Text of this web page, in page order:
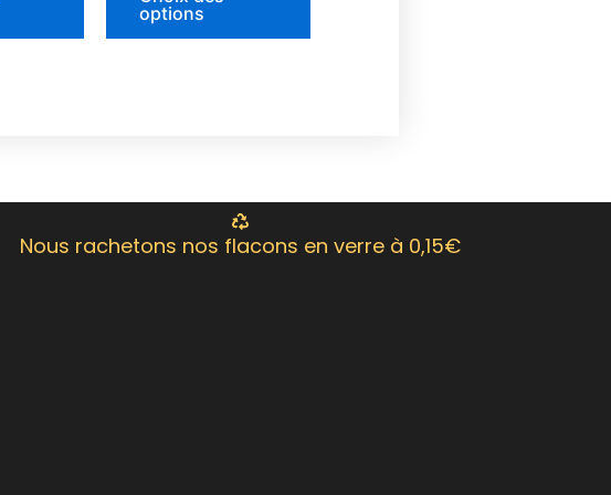
options
produit
Nous rachetons nos flacons en verre à 0,15€